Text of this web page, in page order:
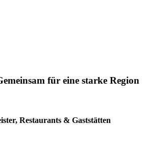
für eine starke Region
Restaurants & Gaststätten